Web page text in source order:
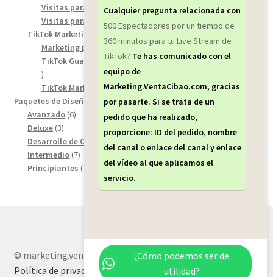
products
Visitas para los video short de YouTube 88
products
Visitas para YouTube
TikTok Marketing Service 46
products
Marketing para comentarios de tiktok 66
products
TikTok Guardar / Descarga de seguidores para TikTok
12
products
TikTok Marketing para Spectadores de TikTok 2828
Paquetes de Diseños Web 1818
products
Avanzado 66
Deluxe 33
products
Desarrollo de Carrito de Compra
products
Intermedio 77
products
Principiantes 7
products
© marketing.ventacibao.com 2026
Política de privacidad
Built with WooCommerce
Cualquier pregunta relacionada con
500 Espectadores por un tiempo de
360 minutos para tu Live Stream de
TikTok? Te has comunicado con el
equipo de
Marketing.VentaCibao.com, gracias
por pasarte. Si se trata de un
pedido que ha realizado,
proporcione: ID del pedido, nombre
del canal o enlace del canal y enlace
del vídeo al que aplicamos el
servicio.
¿Cómo podemos ser de
utilidad?